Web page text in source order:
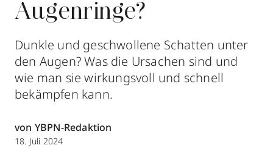
Aktionen
Storefinder
Augenringe?
Dunkle und geschwollene Schatten unter
den Augen? Was die Ursachen sind und
wie man sie wirkungsvoll und schnell
bekämpfen kann.
von YBPN-Redaktion
18. Juli 2024